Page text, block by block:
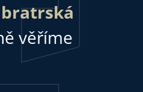
věříme